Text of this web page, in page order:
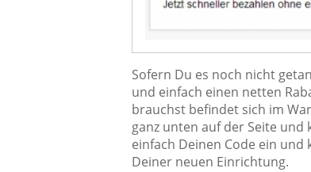
Sofern Du es noch nicht
und einfach einen netten
brauchst befindet sich im
ganz unten auf der Seite und
einfach Deinen Code ein und
Deiner neuen Einrichtung.